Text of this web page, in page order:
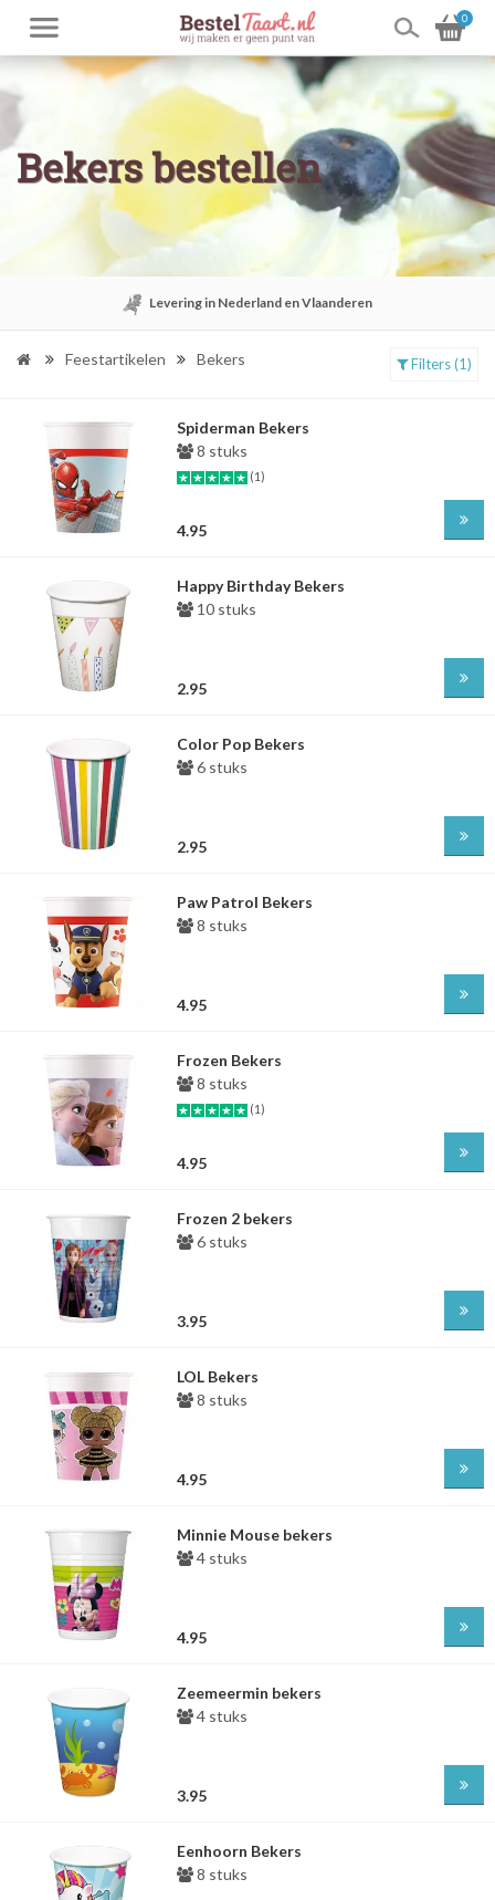
0
Bekers bestellen
Levering in Nederland en Vlaanderen
Feestartikelen Bekers Filters (1)
Spiderman Bekers
8 stuks
(1)
4.95
Happy Birthday Bekers
10 stuks
2.95
Color Pop Bekers
6 stuks
2.95
Paw Patrol Bekers
8 stuks
4.95
Frozen Bekers
8 stuks
(1)
4.95
Frozen 2 bekers
6 stuks
3.95
LOL Bekers
8 stuks
4.95
Minnie Mouse bekers
4 stuks
4.95
Zeemeermin bekers
4 stuks
3.95
Eenhoorn Bekers
8 stuks